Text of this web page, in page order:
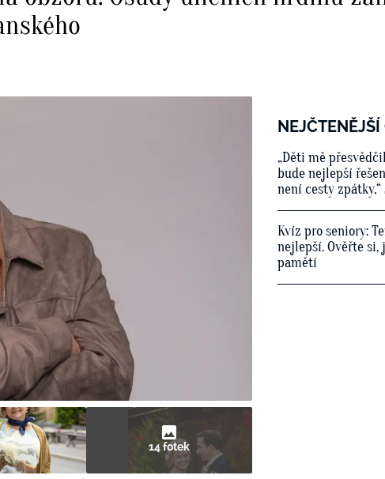
14 fotek
„Děti mě
bude nejlepší
není cesty
Kvíz pro seniory:
nejlepší. Ověřte si,
pamětí